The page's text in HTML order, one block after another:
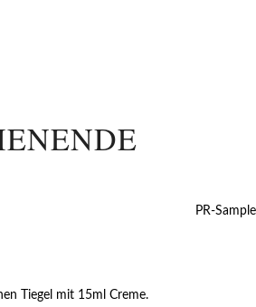
PR-Sample
Tiegel mit 15ml Creme.